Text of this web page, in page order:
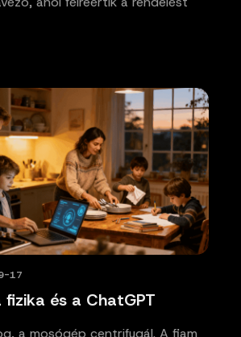
és a ChatGPT
17
a mosógép centrifugál. A fiam